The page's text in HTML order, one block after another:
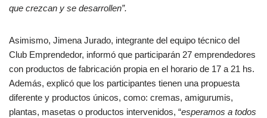
que crezcan y se desarrollen”.
Asimismo, Jimena Jurado, integrante del equipo técnico del
Club Emprendedor, informó que participarán 27 emprendedores
con productos de fabricación propia en el horario de 17 a 21 hs.
Además, explicó que los participantes tienen una propuesta
diferente y productos únicos, como: cremas, amigurumis,
plantas, masetas o productos intervenidos, “esperamos a todos